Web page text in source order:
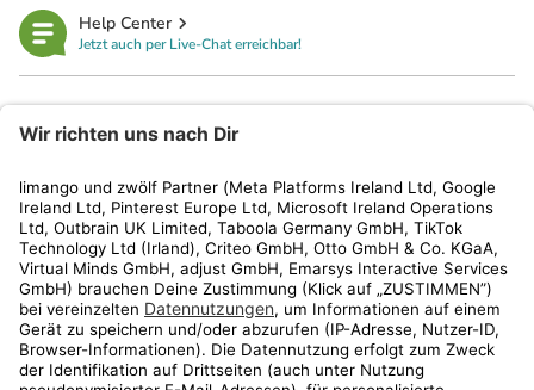
Help Center
Jetzt auch per Live-Chat erreichbar!
Kundenservice
Shop
Aktionen
Travel